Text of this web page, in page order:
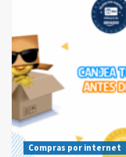
Compras por internet